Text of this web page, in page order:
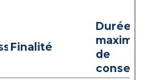
Finalité
Durée
maximale
de